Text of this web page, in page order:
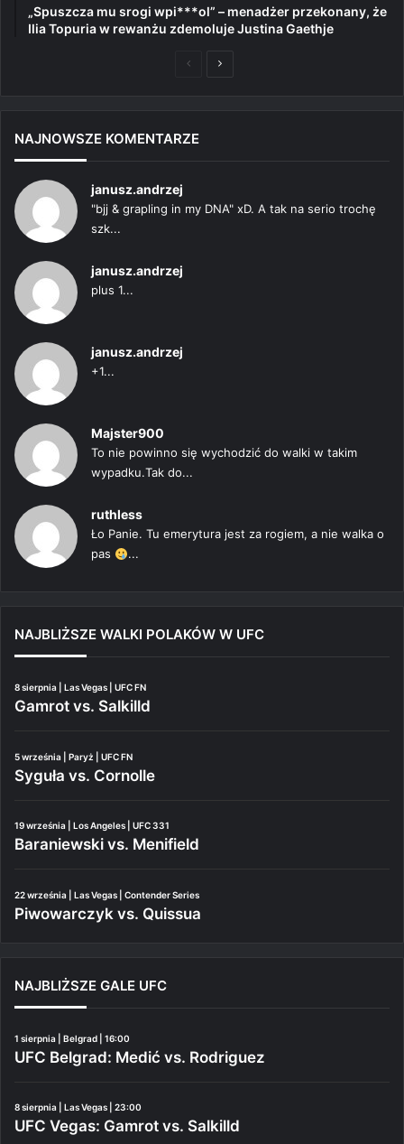
„Spuszcza mu srogi wpi***ol” – menadżer przekonany, że
Ilia Topuria w rewanżu zdemoluje Justina Gaethje
PoprzedniaNastępna
NAJNOWSZE KOMENTARZE
janusz.andrzej
"bjj & grapling in my DNA" xD. A tak na serio trochę
szk...
janusz.andrzej
plus 1...
janusz.andrzej
+1...
Majster900
To nie powinno się wychodzić do walki w takim
wypadku.Tak do...
ruthless
Ło Panie. Tu emerytura jest za rogiem, a nie walka o
pas
...
NAJBLIŻSZE WALKI POLAKÓW W UFC
8 sierpnia | Las Vegas | UFC FN
Gamrot vs. Salkilld
5 września | Paryż | UFC FN
Syguła vs. Cornolle
19 września | Los Angeles | UFC 331
Baraniewski vs. Menifield
22 września | Las Vegas | Contender Series
Piwowarczyk vs. Quissua
NAJBLIŻSZE GALE UFC
1 sierpnia | Belgrad | 16:00
UFC Belgrad: Medić vs. Rodriguez
8 sierpnia | Las Vegas | 23:00
UFC Vegas: Gamrot vs. Salkilld